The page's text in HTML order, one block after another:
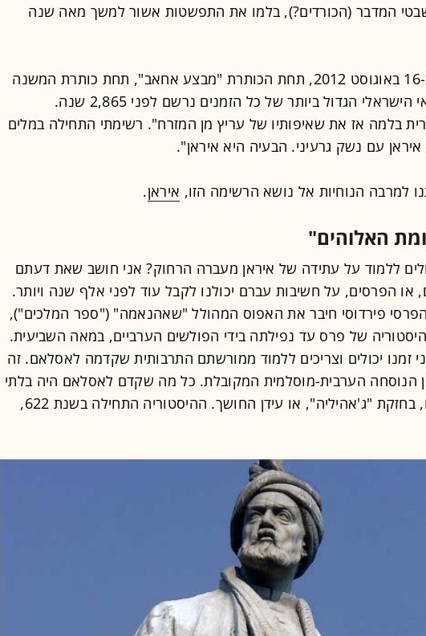
שבטי המדבר (הכורדים?), בלמו את התפשטות אשור למשך מאה שנה
כתבתי כאן, ב-16 באוגוסט 2012, תחת הכותרת "מבצע אחאב", תחת כותרת המשנה
"ההישג הצבאי הישראלי הגדול ביותר של כל הזמנים נרשם לפני 2,865 שנה.
בלמה אז את שאיפותיו של עריץ מן המזרח". רשימתי התחילה במלים
עם נשק גרעיני. הבעיה היא איראן".
למרבה הנוחיות אל נושא הרשימה הזו, איראן.
האלוהים"
ללמוד על עתידה של איראן מעברה הרחוק? אני חושב שאת דעתם
או הפרסים, על חשיבות עברם יכולנו לקבל עוד לפני אלף שנה ויותר.
פירדוסי חיבר את האפוס המהולל "שאהנאמה" ("ספר המלכים"),
של פרס עד נפילתה בידי הפולשים הערביים, במאה השביעית.
זמנו יכולים וצריכים ללמוד ממורשתם התרבותית שקדמה לאסלאם. זה
הנוסחה הערבית-מוסלמית המקובלת. כל מה שקדם לאסלאם היה בלתי
חשוב מעיקרו, בחזקת "ג'אהיליה", או עידן החושך. ההיסטוריה התחילה בשנת 622,